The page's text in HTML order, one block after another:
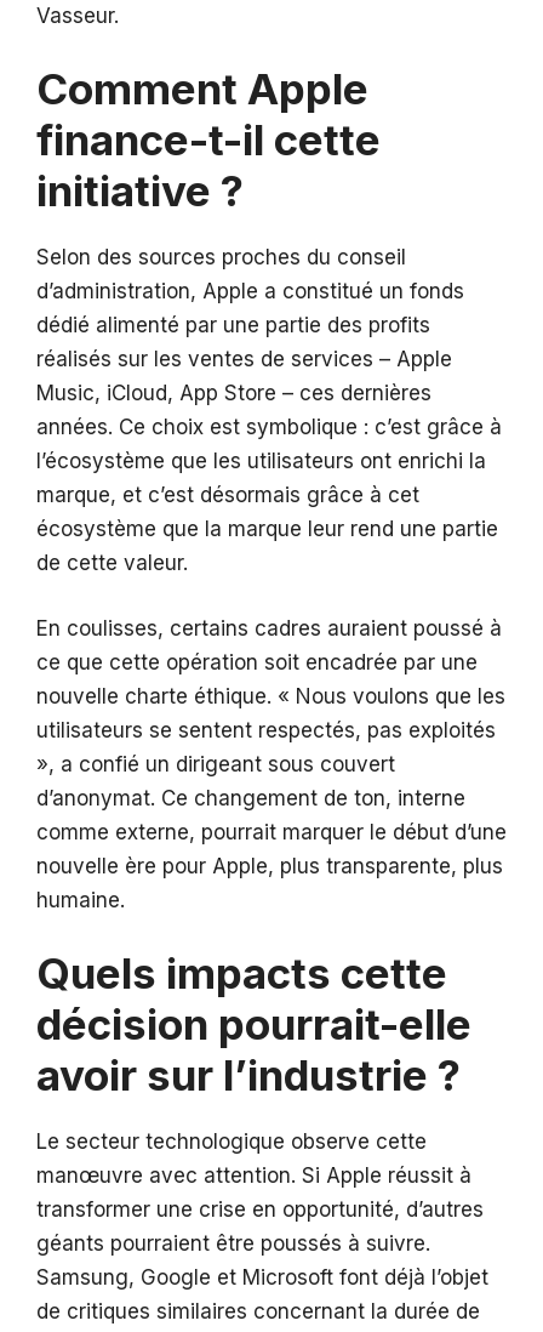
Vasseur.
Comment Apple
finance-t-il cette
initiative ?
Selon des sources proches du conseil
d’administration, Apple a constitué un fonds
dédié alimenté par une partie des profits
réalisés sur les ventes de services – Apple
Music, iCloud, App Store – ces dernières
années. Ce choix est symbolique : c’est grâce à
l’écosystème que les utilisateurs ont enrichi la
marque, et c’est désormais grâce à cet
écosystème que la marque leur rend une partie
de cette valeur.
En coulisses, certains cadres auraient poussé à
ce que cette opération soit encadrée par une
nouvelle charte éthique. « Nous voulons que les
utilisateurs se sentent respectés, pas exploités
», a confié un dirigeant sous couvert
d’anonymat. Ce changement de ton, interne
comme externe, pourrait marquer le début d’une
nouvelle ère pour Apple, plus transparente, plus
humaine.
Quels impacts cette
décision pourrait-elle
avoir sur l’industrie ?
Le secteur technologique observe cette
manœuvre avec attention. Si Apple réussit à
transformer une crise en opportunité, d’autres
géants pourraient être poussés à suivre.
Samsung, Google et Microsoft font déjà l’objet
de critiques similaires concernant la durée de